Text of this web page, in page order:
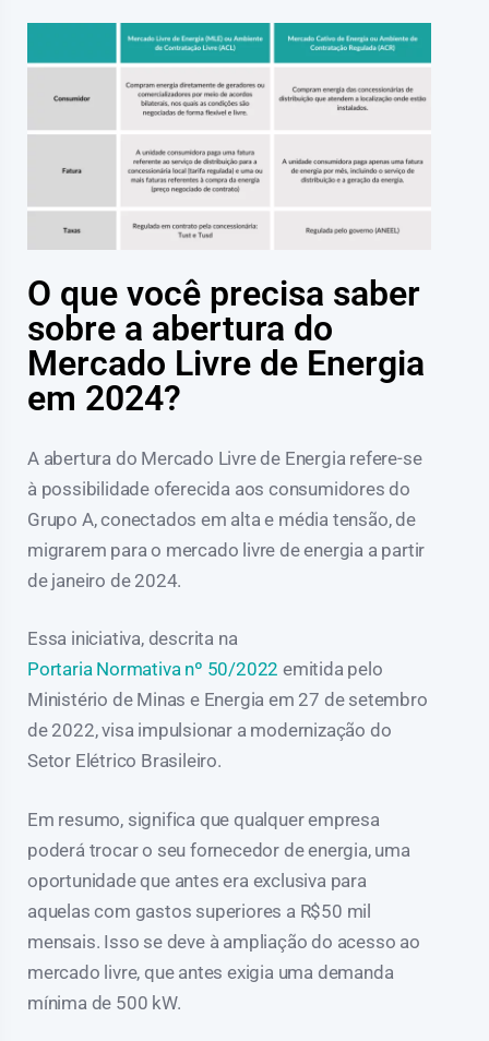
O que você precisa saber
sobre a abertura do
Mercado Livre de Energia
em 2024?
A abertura do Mercado Livre de Energia refere-se
à possibilidade oferecida aos consumidores do
Grupo A, conectados em alta e média tensão, de
migrarem para o mercado livre de energia a partir
de janeiro de 2024.
Essa iniciativa, descrita na
Portaria Normativa nº 50/2022 emitida pelo
Ministério de Minas e Energia em 27 de setembro
de 2022, visa impulsionar a modernização do
Setor Elétrico Brasileiro.
Em resumo, significa que qualquer empresa
poderá trocar o seu fornecedor de energia, uma
oportunidade que antes era exclusiva para
aquelas com gastos superiores a R$50 mil
mensais. Isso se deve à ampliação do acesso ao
mercado livre, que antes exigia uma demanda
mínima de 500 kW.